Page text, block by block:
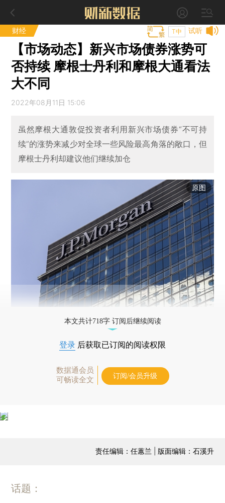
财经 试听
T中
【市场动态】新兴市场债券涨势可
否持续 摩根士丹利和摩根大通看法
大不同
2022年08月11日 15:06
虽然摩根大通敦促投资者利用新兴市场债券“不可持
续”的涨势来减少对全球一些风险最高角落的敞口，但
摩根士丹利却建议他们继续加仓
原图
本文共计718字 订阅后继续阅读
登录 后获取已订阅的阅读权限
数据通会员
可畅读全文
订阅/会员升级
责任编辑：任蕙兰 | 版面编辑：石溪升
话题：